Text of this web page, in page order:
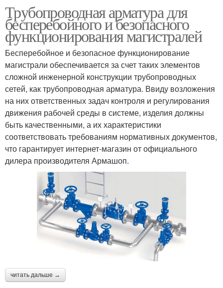
Трубопроводная арматура для
бесперебойного и безопасного
функционирования магистралей
Бесперебойное и безопасное функционирование
магистрали обеспечивается за счет таких элементов
сложной инженерной конструкции трубопроводных
сетей, как трубопроводная арматура. Ввиду возложения
на них ответственных задач контроля и регулирования
движения рабочей среды в системе, изделия должны
быть качественными, а их характеристики
соответствовать требованиям нормативных документов,
что гарантирует интернет-магазин от официального
дилера производителя Армашоп.
читать дальше →